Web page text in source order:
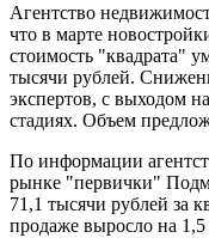
Агентство
что в марте
стоимость "квадрата"
тысячи рублей.
экспертов, с выходом
стадиях. Объем
По информации
рынке "первички"
71,1 тысячи рублей за
продаже выросло на 1,5